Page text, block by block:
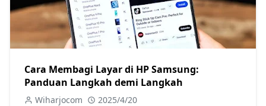
Cara Membagi Layar di HP Samsung:
Panduan Langkah demi Langkah
Wiharjocom 2025/4/20